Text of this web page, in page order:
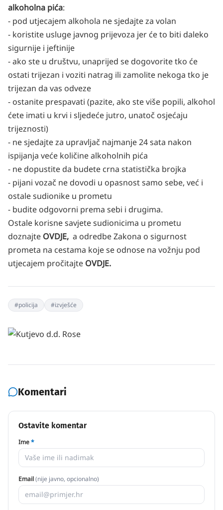
alkoholna pića:
- pod utjecajem alkohola ne sjedajte za volan
- koristite usluge javnog prijevoza jer će to biti daleko
sigurnije i jeftinije
- ako ste u društvu, unaprijed se dogovorite tko će
ostati trijezan i voziti natrag ili zamolite nekoga tko je
trijezan da vas odveze
- ostanite prespavati (pazite, ako ste više popili, alkohol
ćete imati u krvi i sljedeće jutro, unatoč osjećaju
trijeznosti)
- ne sjedajte za upravljač najmanje 24 sata nakon
ispijanja veće količine alkoholnih pića
- ne dopustite da budete crna statistička brojka
- pijani vozač ne dovodi u opasnost samo sebe, već i
ostale sudionike u prometu
- budite odgovorni prema sebi i drugima.
Ostale korisne savjete sudionicima u prometu
doznajte OVDJE, a odredbe Zakona o sigurnost
prometa na cestama koje se odnose na vožnju pod
utjecajem pročitajte OVDJE.
#policija #izvješće
Komentari
Ostavite komentar
Ime*
Email(nije javno, opcionalno)